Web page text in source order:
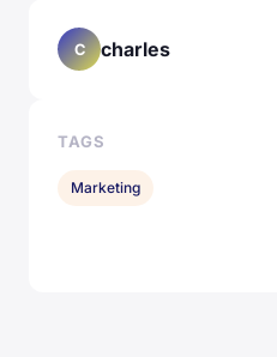
C charles
TAGS
Marketing